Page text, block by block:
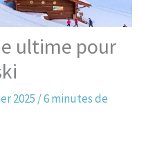
ultime pour
2025 /6 minutes de